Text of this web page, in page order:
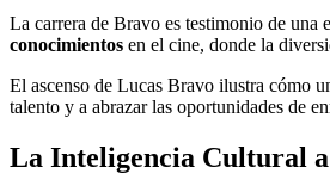
La carrera de Bravo es testimonio de una
conocimientos en el cine, donde la
El ascenso de Lucas Bravo ilustra cómo
talento y a abrazar las oportunidades de
La Inteligencia Cultural a